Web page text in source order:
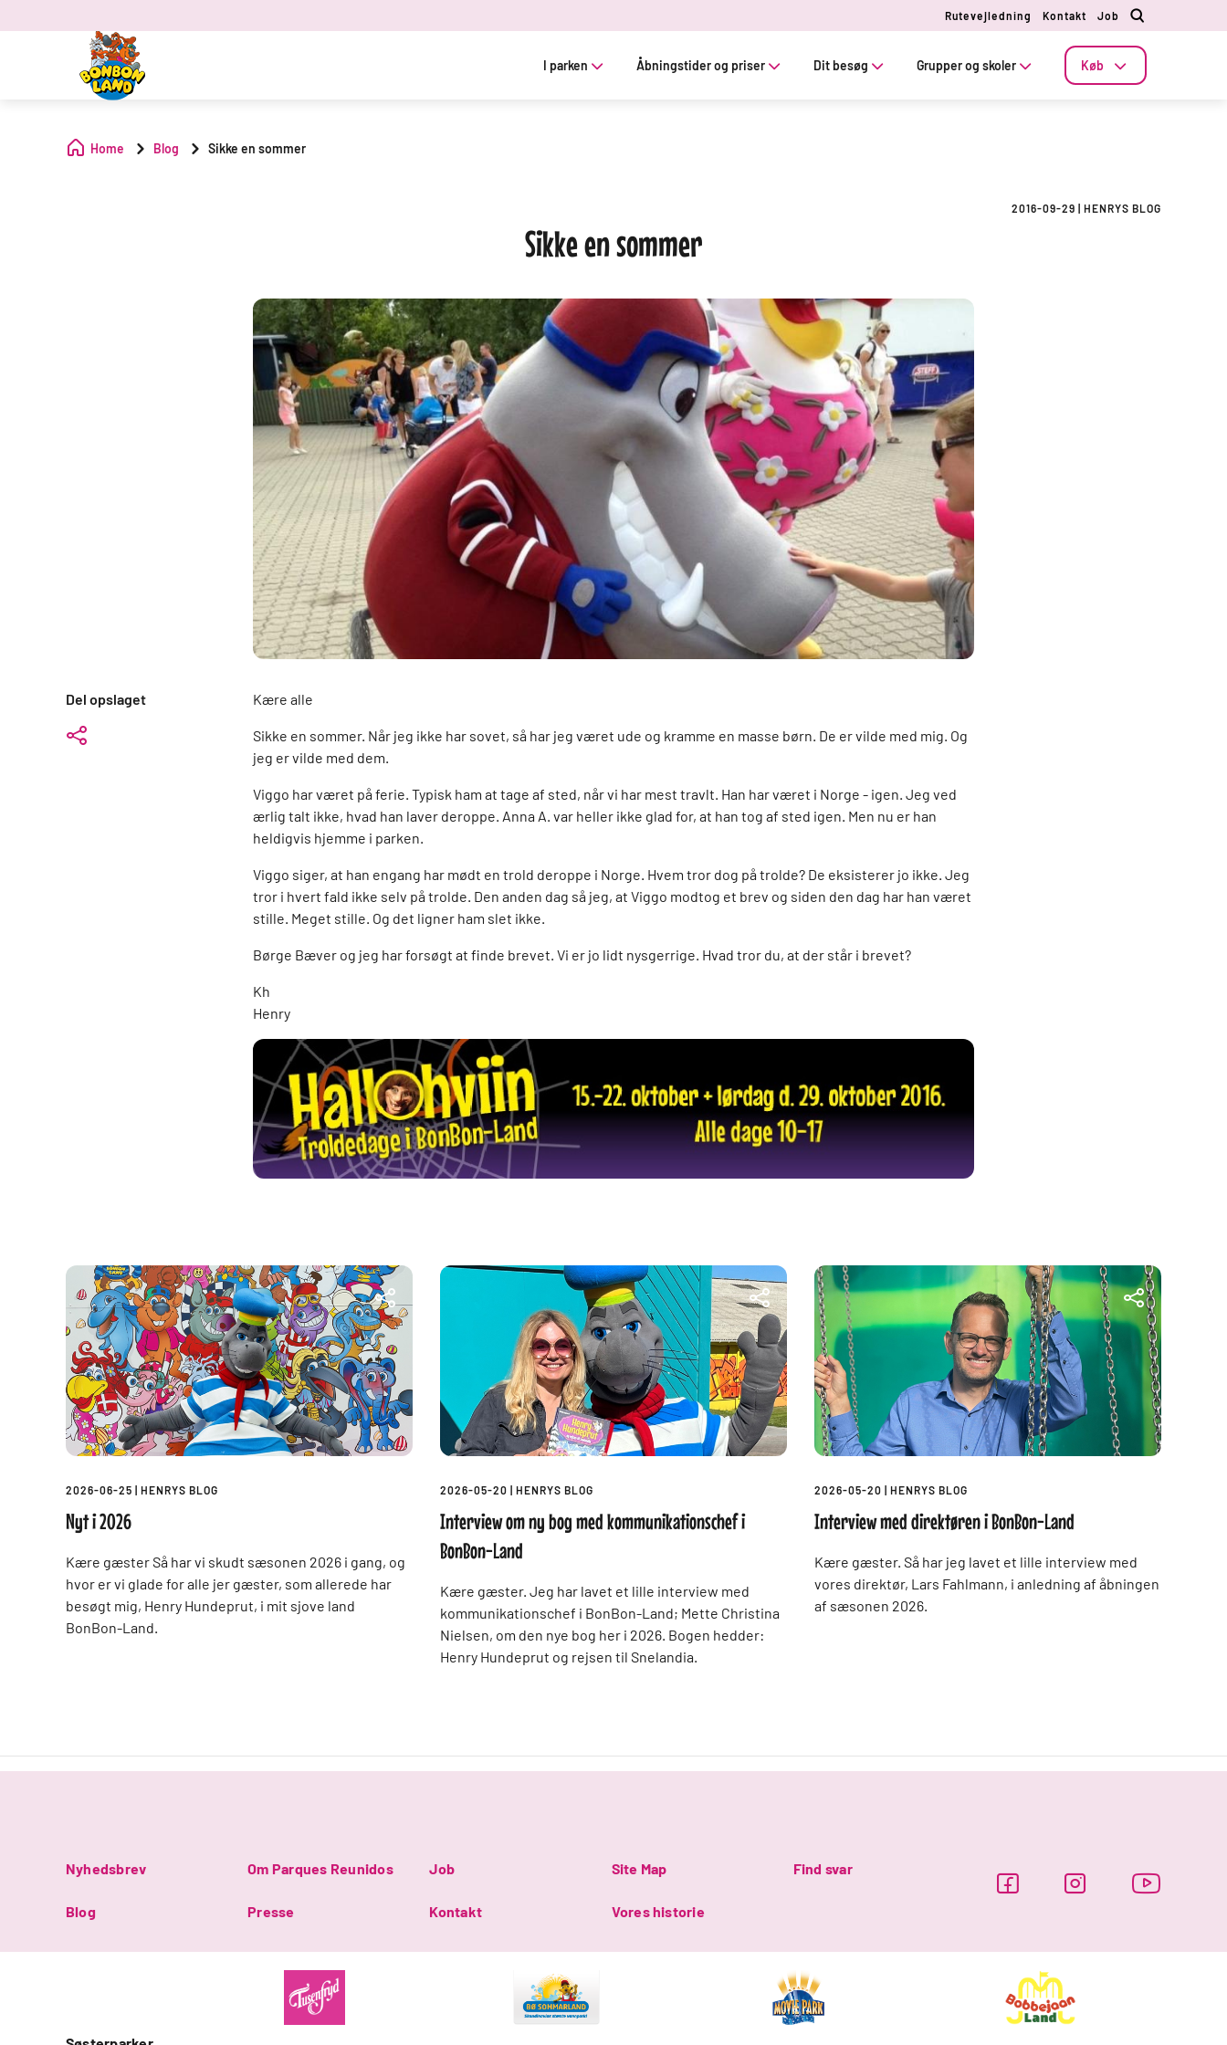
Rutevejledning Kontakt Job
I parken Åbningstider og priser Dit besøg Grupper og skoler Køb
Home Blog Sikke en sommer
2016-09-29 HENRYS BLOG
Sikke en sommer
Del opslaget Kære alle
Sikke en sommer. Når jeg ikke har sovet, så har jeg været ude og kramme en masse børn. De er vilde med mig. Og
jeg er vilde med dem.
Viggo har været på ferie. Typisk ham at tage af sted, når vi har mest travlt. Han har været i Norge - igen. Jeg ved
ærlig talt ikke, hvad han laver deroppe. Anna A. var heller ikke glad for, at han tog af sted igen. Men nu er han
heldigvis hjemme i parken.
Viggo siger, at han engang har mødt en trold deroppe i Norge. Hvem tror dog på trolde? De eksisterer jo ikke. Jeg
tror i hvert fald ikke selv på trolde. Den anden dag så jeg, at Viggo modtog et brev og siden den dag har han været
stille. Meget stille. Og det ligner ham slet ikke.
Børge Bæver og jeg har forsøgt at finde brevet. Vi er jo lidt nysgerrige. Hvad tror du, at der står i brevet?
Kh
Henry
2026-06-25 HENRYS BLOG
Nyt i 2026
Kære gæster Så har vi skudt sæsonen 2026 i gang, og
hvor er vi glade for alle jer gæster, som allerede har
besøgt mig, Henry Hundeprut, i mit sjove land
BonBon-Land.
2026-05-20 HENRYS BLOG
Interview om ny bog med kommunikationschef i
BonBon-Land
Kære gæster. Jeg har lavet et lille interview med
kommunikationschef i BonBon-Land; Mette Christina
Nielsen, om den nye bog her i 2026. Bogen hedder:
Henry Hundeprut og rejsen til Snelandia.
2026-05-20 HENRYS BLOG
Interview med direktøren i BonBon-Land
Kære gæster. Så har jeg lavet et lille interview med
vores direktør, Lars Fahlmann, i anledning af åbningen
af sæsonen 2026.
Nyhedsbrev Om Parques Reunidos Job Site Map Find svar
Blog Presse Kontakt Vores historie